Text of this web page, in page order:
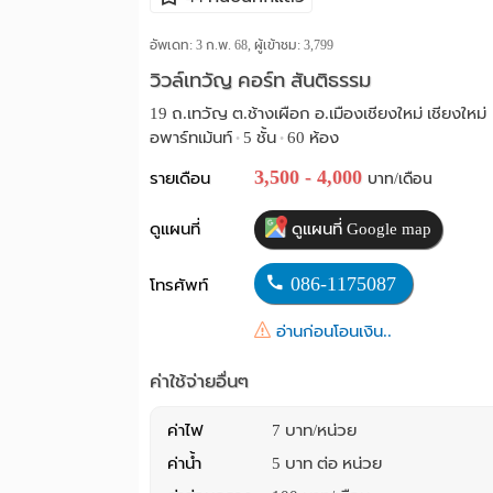
อัพเดท: 3 ก.พ. 68, ผู้เข้าชม: 3,799
วิวล์เทวัญ คอร์ท สันติธรรม
19 ถ.เทวัญ ต.ช้างเผือก อ.เมืองเชียงใหม่ เชียงใหม่
อพาร์ทเม้นท์ • 5 ชั้น • 60 ห้อง
รายเดือน 3,500 - 4,000 บาท/เดือน
ดูแผนที่ ดูแผนที่ Google map
โทรศัพท์ 086-1175087
อ่านก่อนโอนเงิน..
ค่าใช้จ่ายอื่นๆ
ค่าไฟ
7 บาท/หน่วย
ค่าน้ำ
5 บาท ต่อ หน่วย